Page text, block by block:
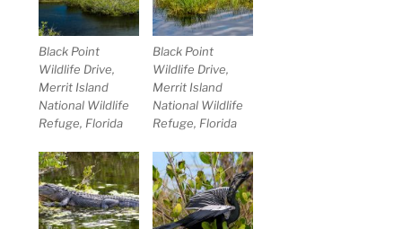
Black Point
Wildlife Drive,
Merrit Island
National Wildlife
Refuge, Florida
Black Point
Wildlife Drive,
Merrit Island
National Wildlife
Refuge, Florida